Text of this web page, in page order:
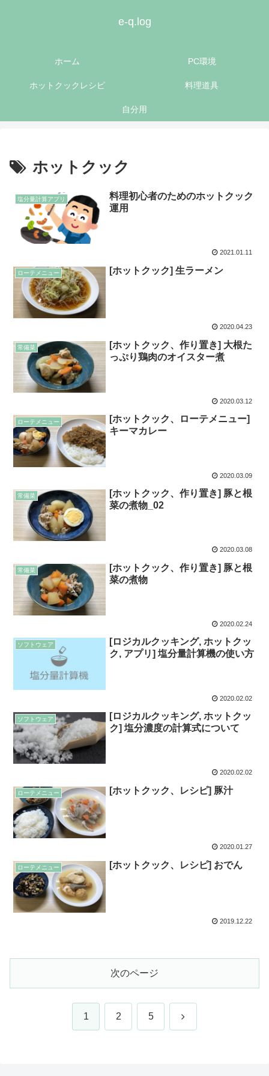
e-q.log
ホーム PC環境
ホットクックレシピ 料理道具
自分用
ホットクック
塩分量計算アプリ
料理初心者のためのホットクック
運用
2021.01.11
ローテメニュー [ホットクック] 生ラーメン
2020.04.23
常備菜
[ホットクック、作り置き] 大根た
っぷり鶏肉のオイスター煮
2020.03.12
ローテメニュー
[ホットクック、ローテメニュー]
キーマカレー
2020.03.09
常備菜
[ホットクック、作り置き] 豚と根
菜の煮物_02
2020.03.08
常備菜
[ホットクック、作り置き] 豚と根
菜の煮物
2020.02.24
ソフトウェア
[ロジカルクッキング, ホットクッ
ク, アプリ] 塩分量計算機の使い方
2020.02.02
ソフトウェア
[ロジカルクッキング, ホットクッ
ク] 塩分濃度の計算式について
2020.02.02
ローテメニュー [ホットクック、レシピ] 豚汁
2020.01.27
ローテメニュー [ホットクック、レシピ] おでん
2019.12.22
次のページ
1 2 5 次